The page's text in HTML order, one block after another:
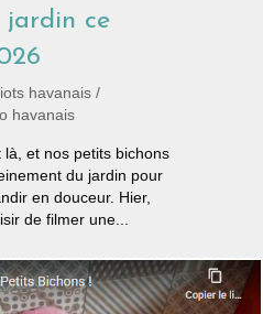
jardin ce
havanais /
havanais
et nos petits bichons
du jardin pour
en douceur. Hier,
de filmer une...